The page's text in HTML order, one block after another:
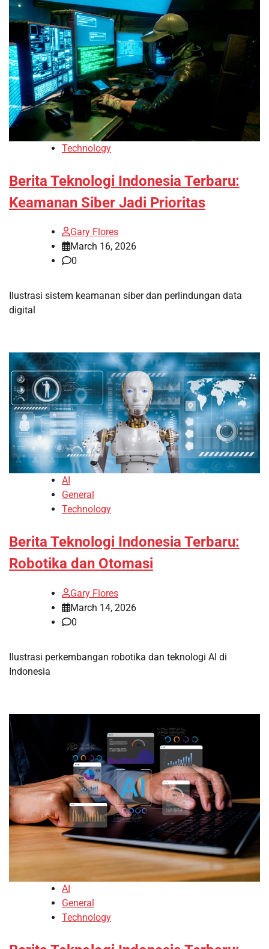
Technology
Berita Teknologi Indonesia Terbaru:
Keamanan Siber Jadi Prioritas
Gary Flores
March 16, 2026
0
Ilustrasi sistem keamanan siber dan perlindungan data
digital
AI
General
Technology
Berita Teknologi Indonesia Terbaru:
Robotika dan Otomasi
Gary Flores
March 14, 2026
0
Ilustrasi perkembangan robotika dan teknologi AI di
Indonesia
AI
General
Technology